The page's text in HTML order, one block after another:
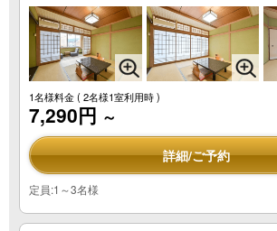
1名様料金( 2名様1室利用時 )
7,290円 ～
詳細/ご予約
定員:1～3名様